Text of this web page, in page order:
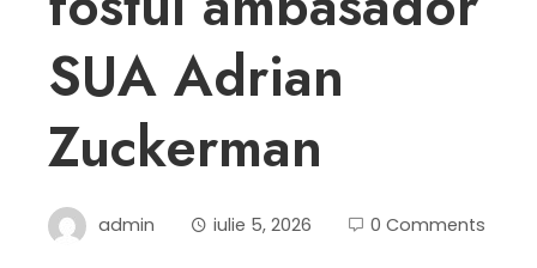
SUA Adrian
Zuckerman
admin iulie 5, 2026 0 Comments